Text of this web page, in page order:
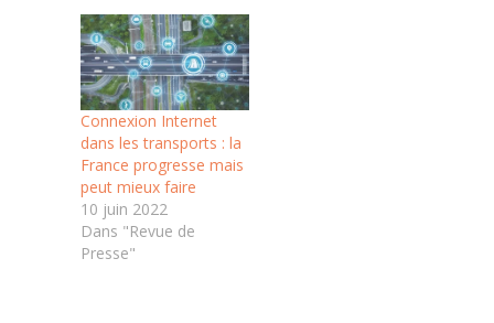
Connexion Internet
dans les transports : la
France progresse mais
peut mieux faire
10 juin 2022
Dans "Revue de
Presse"